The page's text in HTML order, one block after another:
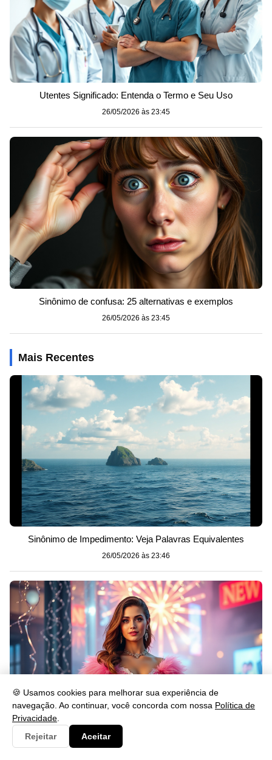
🍪 Usamos cookies para melhorar sua experiência de
navegação. Ao continuar, você concorda com nossa Política de
Privacidade
Rejeitar
Aceitar
Utentes Significado: Entenda o Termo e Seu Uso
26/05/2026 às 23:45
Sinônimo de confusa: 25 alternativas e exemplos
26/05/2026 às 23:45
Mais Recentes
Sinônimo de Impedimento: Veja Palavras Equivalentes
26/05/2026 às 23:46
O que Significa Passar o Ano Novo de Rosa?